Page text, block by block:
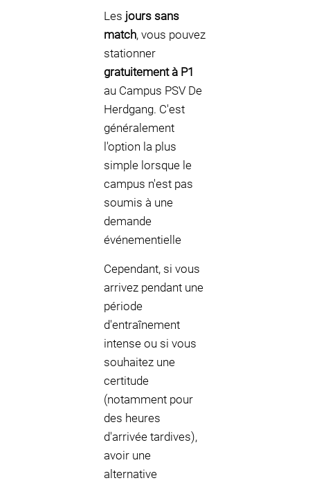
Les jours sans
match, vous pouvez
stationner
gratuitement à P1
au Campus PSV De
Herdgang. C'est
généralement
l'option la plus
simple lorsque le
campus n'est pas
soumis à une
demande
événementielle
Cependant, si vous
arrivez pendant une
période
d'entraînement
intense ou si vous
souhaitez une
certitude
(notamment pour
des heures
d'arrivée tardives),
avoir une
alternative